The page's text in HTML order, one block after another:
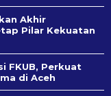
Akhir
Pilar Kekuatan
FKUB, Perkuat
di Aceh